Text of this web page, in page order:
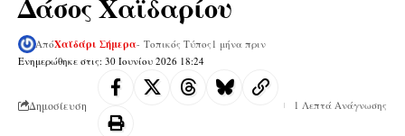
Ενημερώθηκε στις: 30 Ιουνίου 2026 18:24
ΑπόΧαϊδάρι Σήμερα- Τοπικός Τύπος 1 μήνα πριν
Δημοσίευση 1 Λεπτά Ανάγνωσης